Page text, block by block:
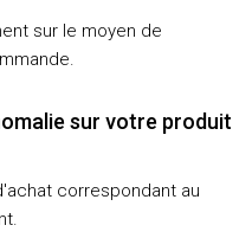
sur le moyen de
sur votre produit
correspondant au